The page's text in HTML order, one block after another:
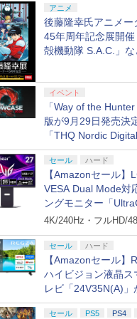
アニメ
後藤隆幸氏アニメー
45年周年記念展開
殻機動隊 S.A.C.」
イベント
「Way of the
版が9月29日発売決
「THQ Nordic Digital
Showcase 2026」
セール ハード
【Amazonセール】
VESA Dual Mode対
ングモニター「
27G850A-B」がお
4K/240Hz・フルHD/
セール ハード
【Amazonセール】
ハイビジョン液晶ス
レビ「24V35N(A)」
得！
セール PS5 PS4